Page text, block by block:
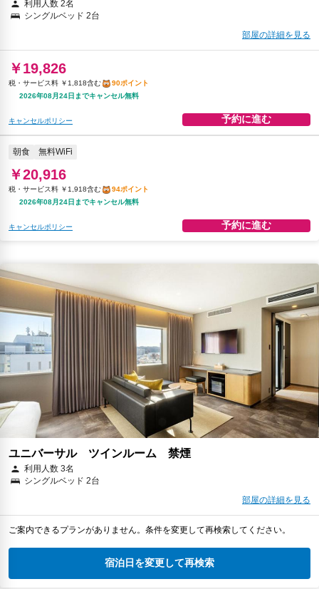
利用人数 2名
シングルベッド 2台
部屋の詳細を見る
￥19,826
税・サービス料 ￥1,818含む
90ポイント
2026年08月24日までキャンセル無料
キャンセルポリシー 予約に進む
朝食 無料WiFi
￥20,916
税・サービス料 ￥1,918含む
94ポイント
2026年08月24日までキャンセル無料
キャンセルポリシー 予約に進む
ユニバーサル ツインルーム 禁煙
利用人数 3名
シングルベッド 2台
部屋の詳細を見る
ご案内できるプランがありません。条件を変更して再検索してください。
宿泊日を変更して再検索